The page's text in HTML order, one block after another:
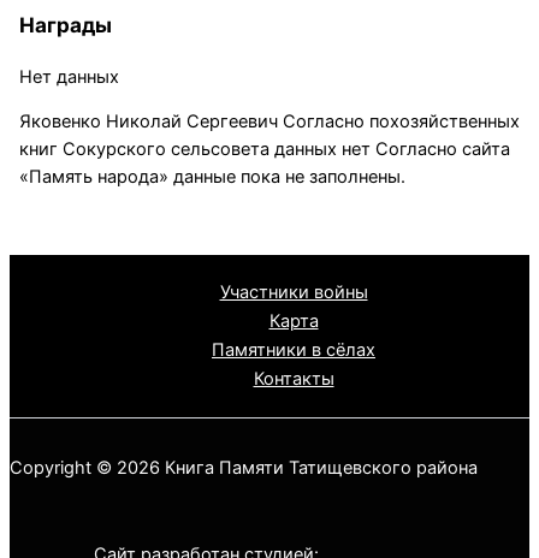
Награды
Нет данных
Яковенко Николай Сергеевич Согласно похозяйственных
книг Сокурского сельсовета данных нет Согласно сайта
«Память народа» данные пока не заполнены.
Участники войны
Карта
Памятники в сёлах
Контакты
Copyright © 2026 Книга Памяти Татищевского района